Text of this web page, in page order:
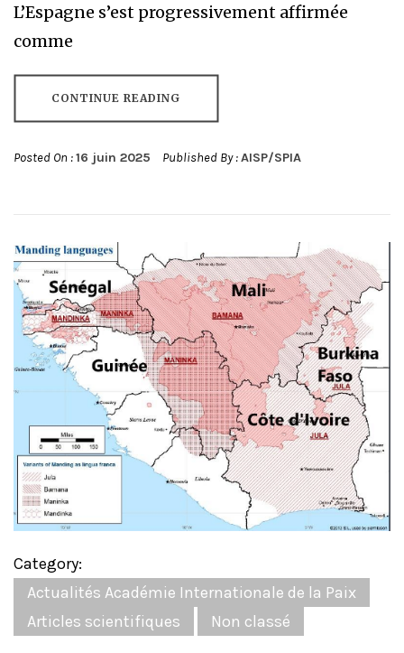
L’Espagne s’est progressivement affirmée
comme
CONTINUE READING
Posted On :16 juin 2025 Published By :AISP/SPIA
Category:
Actualités Académie Internationale de la Paix
Articles scientifiques
Non classé